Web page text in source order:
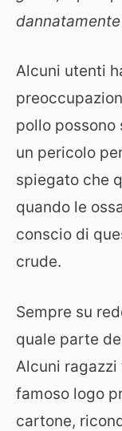
Alcuni utenti
pollo possono
un pericolo
spiegato che
quando le
conscio di
crude.
Sempre su
quale parte
Alcuni
famoso logo
cartone,